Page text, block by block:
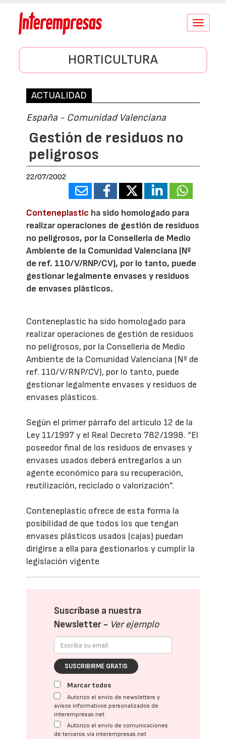
Conmutar
HORTICULTURA
ACTUALIDAD
España - Comunidad Valenciana
Gestión de residuos no
peligrosos
22/07/2002
Conteneplastic ha sido homologado para
realizar operaciones de gestión de residuos
no peligrosos, por la Conselleria de Medio
Ambiente de la Comunidad Valenciana (Nº
de ref. 110/V/RNP/CV), por lo tanto, puede
gestionar legalmente envases y residuos
de envases plásticos.
Conteneplastic ha sido homologado para
realizar operaciones de gestión de residuos
no peligrosos, por la Conselleria de Medio
Ambiente de la Comunidad Valenciana (Nº de
ref. 110/V/RNP/CV), por lo tanto, puede
gestionar legalmente envases y residuos de
envases plásticos.
Según el primer párrafo del articulo 12 de la
Ley 11/1997 y el Real Decreto 782/1998. “El
poseedor final de los residuos de envases y
envases usados deberá entregarlos a un
agente económico para su recuperación,
reutilización, reciclado o valorización”.
Conteneplastic ofrece de esta forma la
posibilidad de que todos los que tengan
envases plásticos usados (cajas) puedan
dirigirse a ella para gestionarlos y cumplir la
legislación vigente
Suscríbase a nuestra
Newsletter - Ver ejemplo
SUSCRIBIRME GRATIS
Marcar todos
Autorizo el envío de newsletters y
avisos informativos personalizados de
interempresas.net
Autorizo el envío de comunicaciones
de terceros vía interempresas.net